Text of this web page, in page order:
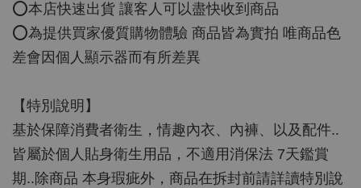
⭕️本店快速出貨 讓客人可以盡快收到商品
⭕️為提供買家優質購物體驗 商品皆為實拍 唯商品色
差會因個人顯示器而有所差異
【特別說明】
基於保障消費者衛生，情趣內衣、內褲、以及配件..
皆屬於個人貼身衛生用品，不適用消保法 7天鑑賞
期..除商品 本身瑕疵外，商品在拆封前請詳讀特別說